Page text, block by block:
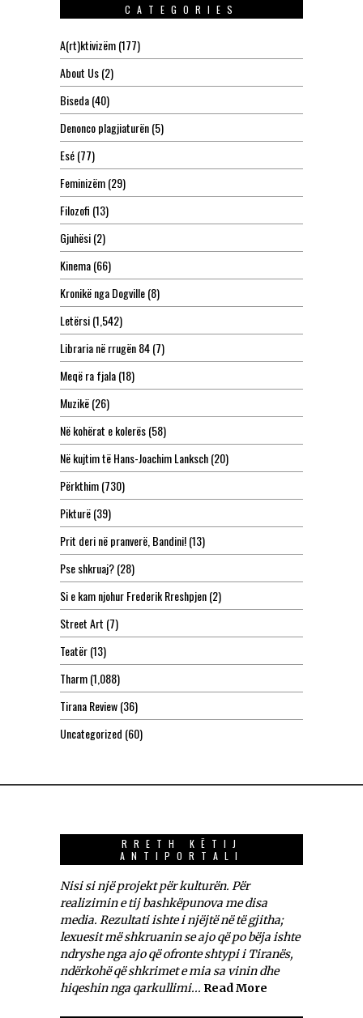
CATEGORIES
A(rt)ktivizëm(177)
About Us(2)
Biseda(40)
Denonco plagjiaturën(5)
Esé(77)
Feminizëm(29)
Filozofi (13)
Gjuhësi(2)
Kinema(66)
Kronikë nga Dogville(8)
Letërsi(1,542)
Libraria në rrugën 84(7)
Meqë ra fjala(18)
Muzikë(26)
Në kohërat e kolerës(58)
Në kujtim të Hans-Joachim Lanksch(20)
Përkthim(730)
Pikturë(39)
Prit deri në pranverë, Bandini!(13)
Pse shkruaj?(28)
Si e kam njohur Frederik Rreshpjen(2)
Street Art (7)
Teatër(13)
Tharm(1,088)
Tirana Review(36)
Uncategorized (60)
RRETH KËTIJ
ANTIPORTALI
Nisi si një projekt për kulturën. Për
realizimin e tij bashkëpunova me disa
media. Rezultati ishte i njëjtë në të gjitha;
lexuesit më shkruanin se ajo që po bëja ishte
ndryshe nga ajo që ofronte shtypi i Tiranës,
ndërkohë që shkrimet e mia sa vinin dhe
hiqeshin nga qarkullimi... Read More